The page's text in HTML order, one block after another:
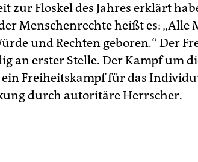
zur Floskel des Jahres erklärt
Menschenrechte heißt es: „Alle
und Rechten geboren.“ Der
an erster Stelle. Der Kampf um
Freiheitskampf für das
durch autoritäre Herrscher.